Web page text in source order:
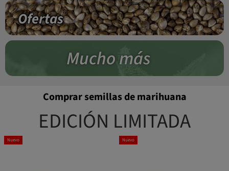
Ofertas
Mucho más
Comprar semillas de marihuana
EDICIÓN LIMITADA
Nuevo Nuevo